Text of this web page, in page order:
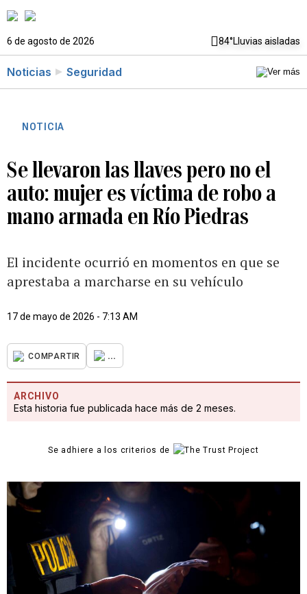
6 de agosto de 2026 84°Lluvias aisladas
Noticias Seguridad
NOTICIA
Se llevaron las llaves pero no el
auto: mujer es víctima de robo a
mano armada en Río Piedras
El incidente ocurrió en momentos en que se
aprestaba a marcharse en su vehículo
17 de mayo de 2026 - 7:13 AM
COMPARTIR ...
ARCHIVO
Esta historia fue publicada hace más de 2 meses.
Se adhiere a los criterios de